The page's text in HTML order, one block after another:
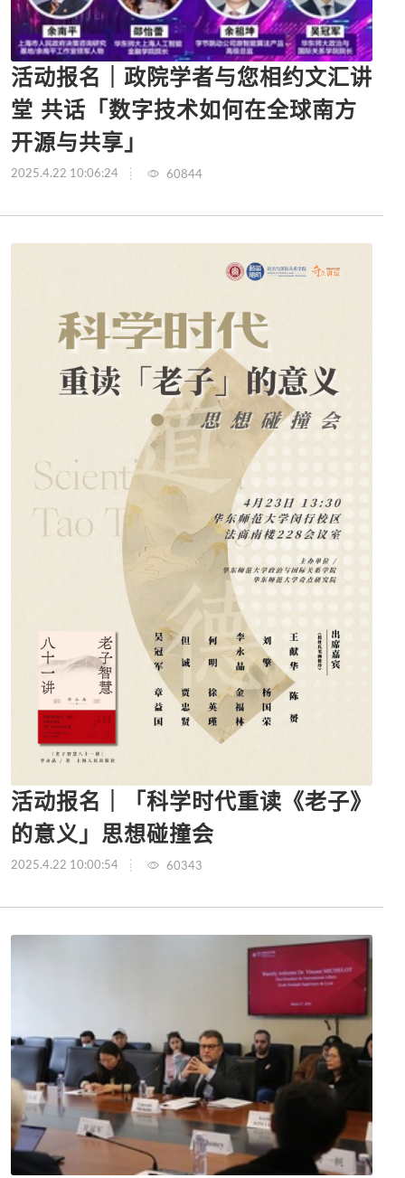
活动报名｜政院学者与您相约文汇讲
堂 共话「数字技术如何在全球南方
开源与共享」
2025.4.22 10:06:24 60844
活动报名｜「科学时代重读《老子》
的意义」思想碰撞会
2025.4.22 10:00:54 60343